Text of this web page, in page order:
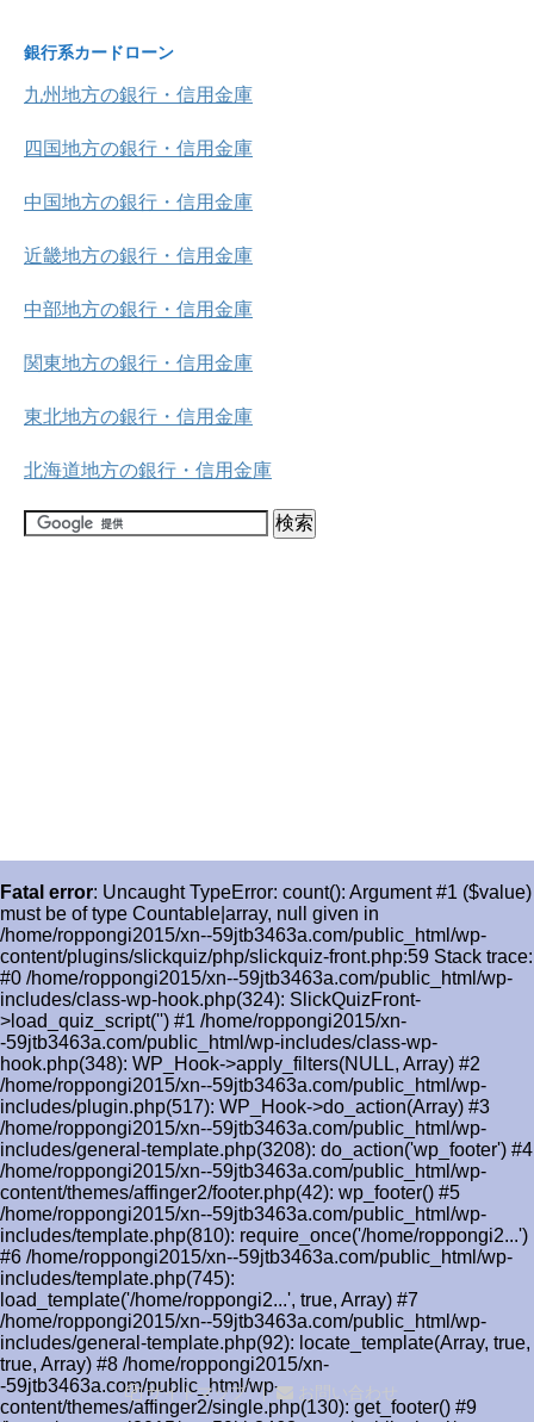
銀行系カードローン
九州地方の銀行・信用金庫
四国地方の銀行・信用金庫
中国地方の銀行・信用金庫
近畿地方の銀行・信用金庫
中部地方の銀行・信用金庫
関東地方の銀行・信用金庫
東北地方の銀行・信用金庫
北海道地方の銀行・信用金庫
サイトマップ
Fatal error: Uncaught TypeError: count(): Argument #1 ($value)
must be of type Countable|array, null given in
/home/roppongi2015/xn--59jtb3463a.com/public_html/wp-
content/plugins/slickquiz/php/slickquiz-front.php:59 Stack trace:
#0 /home/roppongi2015/xn--59jtb3463a.com/public_html/wp-
includes/class-wp-hook.php(324): SlickQuizFront-
>load_quiz_script('') #1 /home/roppongi2015/xn-
-59jtb3463a.com/public_html/wp-includes/class-wp-
hook.php(348): WP_Hook->apply_filters(NULL, Array) #2
/home/roppongi2015/xn--59jtb3463a.com/public_html/wp-
includes/plugin.php(517): WP_Hook->do_action(Array) #3
/home/roppongi2015/xn--59jtb3463a.com/public_html/wp-
includes/general-template.php(3208): do_action('wp_footer') #4
/home/roppongi2015/xn--59jtb3463a.com/public_html/wp-
content/themes/affinger2/footer.php(42): wp_footer() #5
/home/roppongi2015/xn--59jtb3463a.com/public_html/wp-
includes/template.php(810): require_once('/home/roppongi2...')
#6 /home/roppongi2015/xn--59jtb3463a.com/public_html/wp-
includes/template.php(745):
load_template('/home/roppongi2...', true, Array) #7
/home/roppongi2015/xn--59jtb3463a.com/public_html/wp-
includes/general-template.php(92): locate_template(Array, true,
true, Array) #8 /home/roppongi2015/xn-
-59jtb3463a.com/public_html/wp-
content/themes/affinger2/single.php(130): get_footer() #9